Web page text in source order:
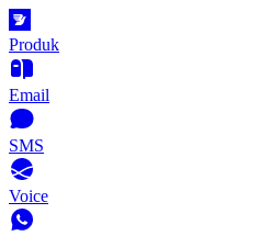
Produk
Email
SMS
Voice